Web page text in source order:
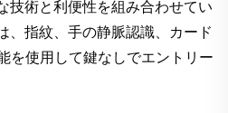
技術と利便性を組み合わせてい
、指紋、手の静脈認識、カード
を使用して鍵なしでエントリー